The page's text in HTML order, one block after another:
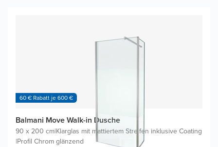
60 € Rabatt je 600 €
Balmani Move Walk-in Dusche
90 x 200 cm|Klarglas mit mattiertem Streifen inklusive Coating
|Profil Chrom glänzend